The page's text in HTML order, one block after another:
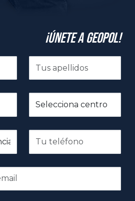
¡Únete a GeoPol!